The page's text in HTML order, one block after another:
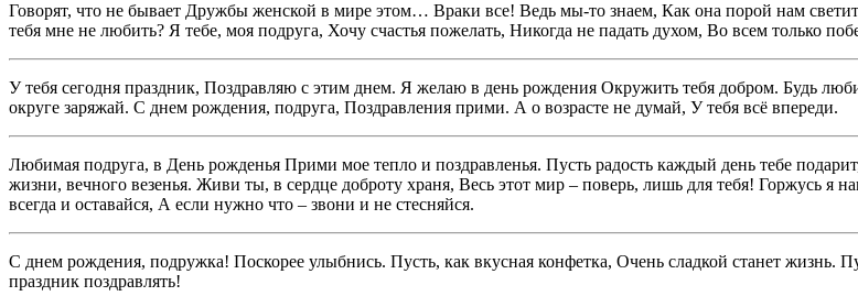
Говорят, что не бывает Дружбы женской в мире этом… Враки все! Ведь мы-то знаем, Как она порой нам
тебя мне не любить? Я тебе, моя подруга, Хочу счастья пожелать, Никогда не падать духом, Во всем только
У тебя сегодня праздник, Поздравляю с этим днем. Я желаю в день рождения Окружить тебя добром. Будь
округе заряжай. С днем рождения, подруга, Поздравления прими. А о возрасте не думай, У тебя всё впереди.
Любимая подруга, в День рожденья Прими мое тепло и поздравленья. Пусть радость каждый день тебе
жизни, вечного везенья. Живи ты, в сердце доброту храня, Весь этот мир – поверь, лишь для тебя! Горжусь я
всегда и оставайся, А если нужно что – звони и не стесняйся.
С днем рождения, подружка! Поскорее улыбнись. Пусть, как вкусная конфетка, Очень сладкой станет жизнь.
праздник поздравлять!